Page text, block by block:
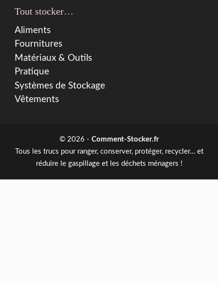
Tout stocker…
Aliments
Fournitures
Matériaux & Outils
Pratique
Systèmes de Stockage
Vêtements
© 2026 - Comment-Stocker.fr
Tous les trucs pour ranger, conserver, protéger, recycler… et
réduire le gaspillage et les déchets ménagers !